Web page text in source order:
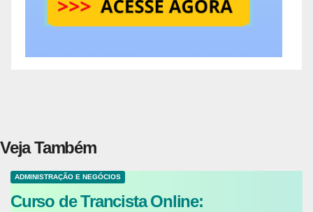
Veja Também
ADMINISTRAÇÃO E NEGÓCIOS
Curso de Trancista Online: